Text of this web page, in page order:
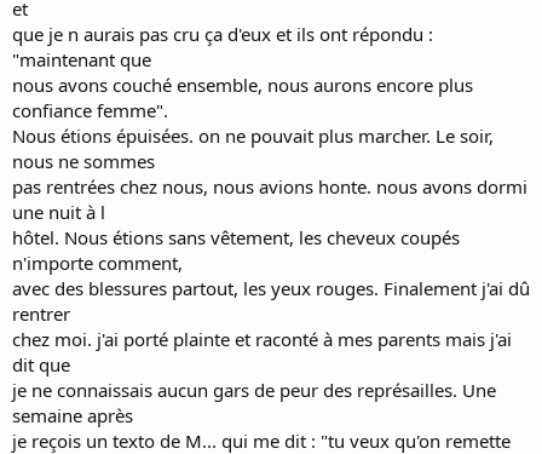
et
que je n aurais pas cru ça d'eux et ils ont répondu :
"maintenant que
nous avons couché ensemble, nous aurons encore plus
confiance femme".
Nous étions épuisées. on ne pouvait plus marcher. Le soir,
nous ne sommes
pas rentrées chez nous, nous avions honte. nous avons dormi
une nuit à l
hôtel. Nous étions sans vêtement, les cheveux coupés
n'importe comment,
avec des blessures partout, les yeux rouges. Finalement j'ai dû
rentrer
chez moi. j'ai porté plainte et raconté à mes parents mais j'ai
dit que
je ne connaissais aucun gars de peur des représailles. Une
semaine après
je reçois un texto de M... qui me dit : "tu veux qu'on remette